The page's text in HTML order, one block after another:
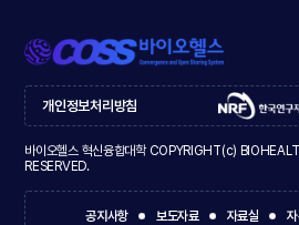
개인정보처리방침
바이오헬스 혁신융합대학 COPYRIGHT(c)
RESERVED.
공지사항 보도자료 자료실